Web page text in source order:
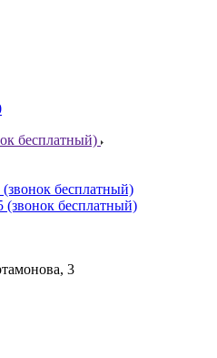
бесплатный)
(звонок бесплатный)
(звонок бесплатный)
3